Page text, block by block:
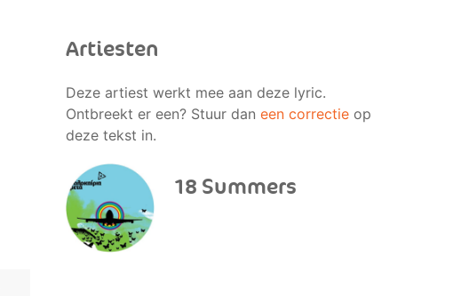
Artiesten
Deze artiest werkt mee aan deze lyric.
Ontbreekt er een? Stuur dan een correctieop
deze tekst in.
18 Summers